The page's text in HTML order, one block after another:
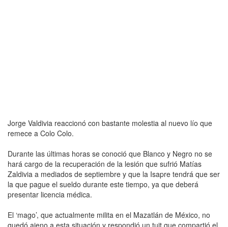
Jorge Valdivia reaccionó con bastante molestia al nuevo lío que
remece a Colo Colo.
Durante las últimas horas se conoció que Blanco y Negro no se
hará cargo de la recuperación de la lesión que sufrió Matías
Zaldivia a mediados de septiembre y que la Isapre tendrá que ser
la que pague el sueldo durante este tiempo, ya que deberá
presentar licencia médica.
El ‘mago’, que actualmente milita en el Mazatlán de México, no
quedó ajeno a esta situación y respondió un tuit que compartió el